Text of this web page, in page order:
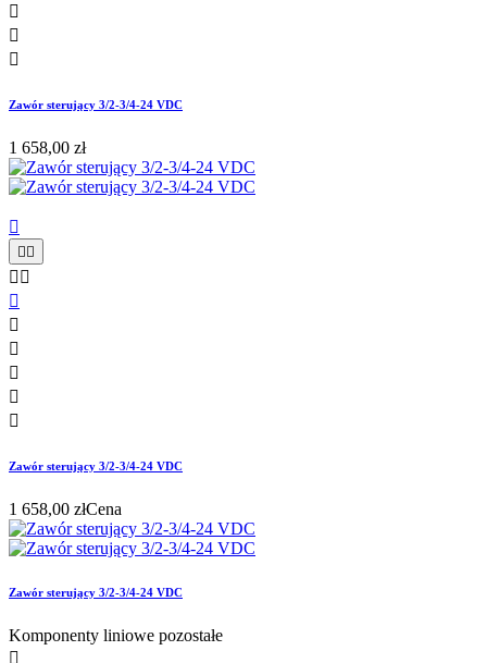



Zawór sterujący 3/2-3/4-24 VDC
1 658,00 zł

 
 






Zawór sterujący 3/2-3/4-24 VDC
1 658,00 złCena
Zawór sterujący 3/2-3/4-24 VDC
Komponenty liniowe pozostałe
